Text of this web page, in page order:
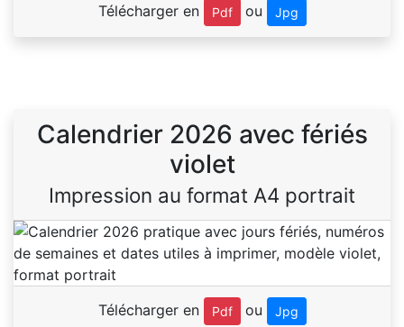
Télécharger en Pdf ou Jpg
Calendrier 2026 avec fériés
violet
Impression au format A4 portrait
Télécharger en Pdf ou Jpg